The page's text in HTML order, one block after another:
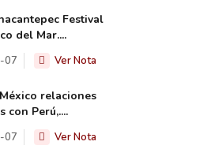
Festival
del Mar....
07 Ver Nota
relaciones
con Perú,....
07 Ver Nota